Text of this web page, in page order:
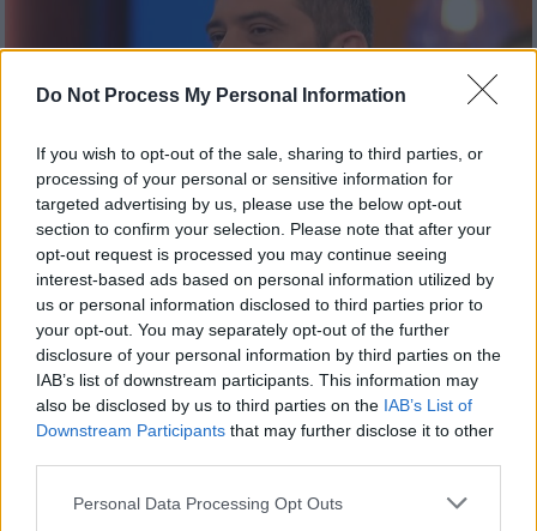
Do Not Process My Personal Information
If you wish to opt-out of the sale, sharing to third parties, or
processing of your personal or sensitive information for
targeted advertising by us, please use the below opt-out
section to confirm your selection. Please note that after your
opt-out request is processed you may continue seeing
interest-based ads based on personal information utilized by
us or personal information disclosed to third parties prior to
your opt-out. You may separately opt-out of the further
disclosure of your personal information by third parties on the
IAB’s list of downstream participants. This information may
also be disclosed by us to third parties on the IAB’s List of
Downstream Participants that may further disclose it to other
Please note that this website/app uses one or more Google
Personal Data Processing Opt Outs
Τηλεόραση | 13.02.2026 11:20
Η αποχώρηση του Παναγιώτη και το
σχόλιο του Λεωνίδα Κουτσόπουλου που
ξεχώρισαν στο χθεσινό «MasterChef»
δοκιμασίες